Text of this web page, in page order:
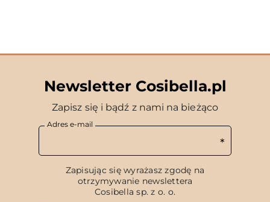
Newsletter Cosibella.pl
Zapisz się i bądź z nami na bieżąco
Adres e-mail
Zapisując się wyrażasz zgodę na
otrzymywanie newslettera
Cosibella sp. z o. o.